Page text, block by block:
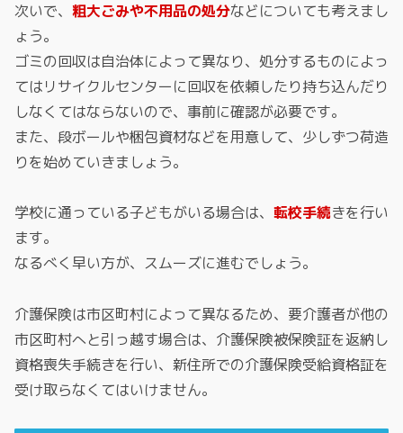
次いで、 粗大ごみや不用品の処分などについても考えまし
ょう。
ゴミの回収は自治体によって異なり、処分するものによっ
てはリサイクルセンターに回収を依頼したり持ち込んだり
しなくてはならないので、事前に確認が必要です。
また、段ボールや梱包資材などを用意して、少しずつ荷造
りを始めていきましょう。
学校に通っている子どもがいる場合は、 転校手続きを行い
ます。
なるべく早い方が、スムーズに進むでしょう。
介護保険は市区町村によって異なるため、要介護者が他の
市区町村へと引っ越す場合は、介護保険被保険証を返納し
資格喪失手続きを行い、新住所での介護保険受給資格証を
受け取らなくてはいけません。